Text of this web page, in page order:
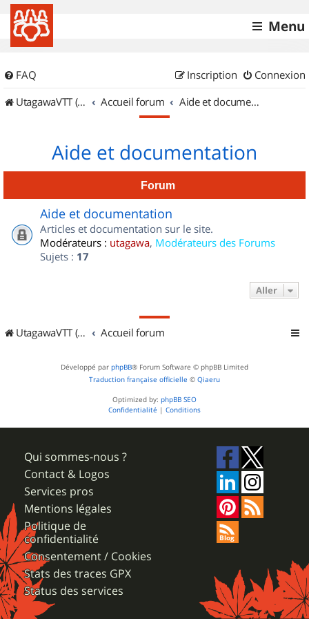
Menu
FAQ Connexion
Inscription
UtagawaVTT (Randos VTT et VTTAE avec traces GPS)
Accueil forum Aide et documentation
Aide et documentation
Forum
Aide et documentation
Articles et documentation sur le site.
Modérateurs : utagawa, Modérateurs des Forums
Sujets : 17
Aller
UtagawaVTT (Randos VTT et VTTAE avec traces GPS) Accueil forum
Développé par phpBB® Forum Software © phpBB Limited
Traduction française officielle © Qiaeru
Optimized by: phpBB SEO
Confidentialité | Conditions
Qui sommes-nous ?
Contact & Logos
Services pros
Mentions légales
Politique de
confidentialité
Consentement / Cookies
Stats des traces GPX
Status des services